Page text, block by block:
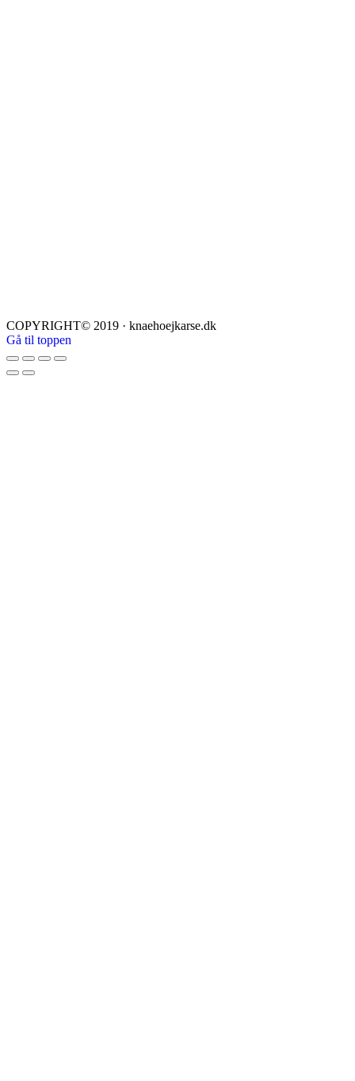
COPYRIGHT© 2019 · knaehoejkarse.dk
Gå til toppen